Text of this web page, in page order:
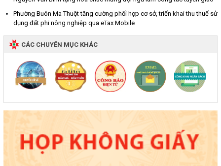
Phường Buôn Ma Thuột tăng cường phối hợp cơ sở, triển khai thu thuế sử
dụng đất phi nông nghiệp qua eTax Mobile
CÁC CHUYÊN MỤC KHÁC